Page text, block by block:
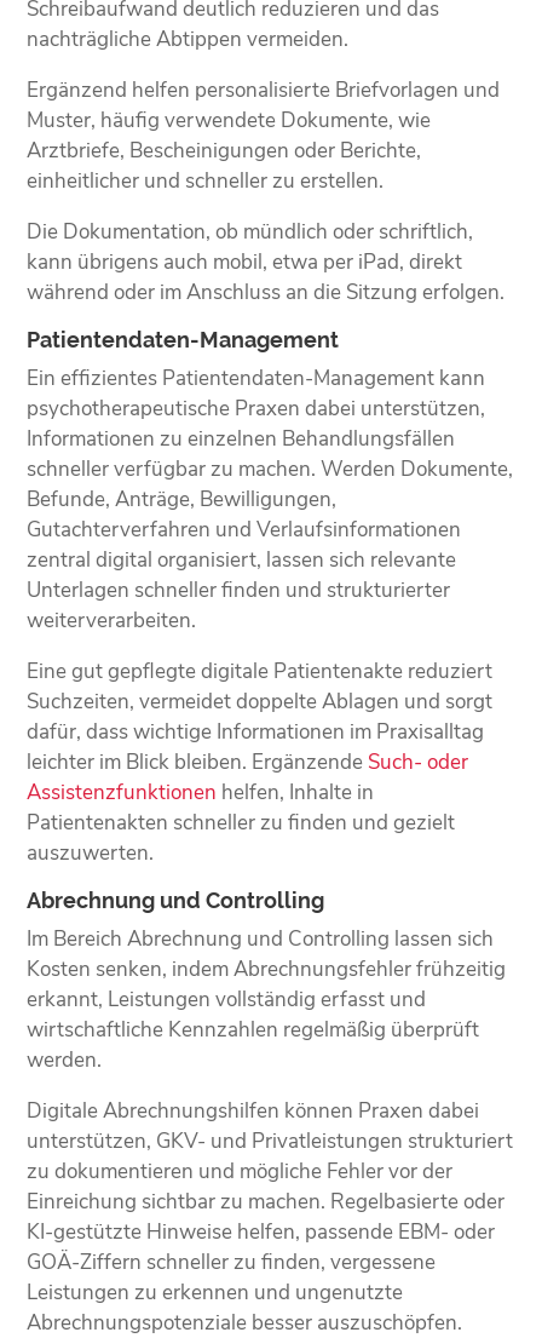
Schreibaufwand deutlich reduzieren und das
nachträgliche Abtippen vermeiden.
Ergänzend helfen personalisierte Briefvorlagen und
Muster, häufig verwendete Dokumente, wie
Arztbriefe, Bescheinigungen oder Berichte,
einheitlicher und schneller zu erstellen.
Die Dokumentation, ob mündlich oder schriftlich,
kann übrigens auch mobil, etwa per iPad, direkt
während oder im Anschluss an die Sitzung erfolgen.
Patientendaten-Management
Ein effizientes Patientendaten-Management kann
psychotherapeutische Praxen dabei unterstützen,
Informationen zu einzelnen Behandlungsfällen
schneller verfügbar zu machen. Werden Dokumente,
Befunde, Anträge, Bewilligungen,
Gutachterverfahren und Verlaufsinformationen
zentral digital organisiert, lassen sich relevante
Unterlagen schneller finden und strukturierter
weiterverarbeiten.
Eine gut gepflegte digitale Patientenakte reduziert
Suchzeiten, vermeidet doppelte Ablagen und sorgt
dafür, dass wichtige Informationen im Praxisalltag
leichter im Blick bleiben. Ergänzende Such- oder
Assistenzfunktionen helfen, Inhalte in
Patientenakten schneller zu finden und gezielt
auszuwerten.
Abrechnung und Controlling
Im Bereich Abrechnung und Controlling lassen sich
Kosten senken, indem Abrechnungsfehler frühzeitig
erkannt, Leistungen vollständig erfasst und
wirtschaftliche Kennzahlen regelmäßig überprüft
werden.
Digitale Abrechnungshilfen können Praxen dabei
unterstützen, GKV- und Privatleistungen strukturiert
zu dokumentieren und mögliche Fehler vor der
Einreichung sichtbar zu machen. Regelbasierte oder
KI-gestützte Hinweise helfen, passende EBM- oder
GOÄ-Ziffern schneller zu finden, vergessene
Leistungen zu erkennen und ungenutzte
Abrechnungspotenziale besser auszuschöpfen.